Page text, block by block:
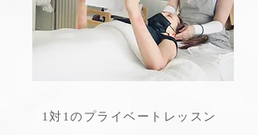
​1対1のプライベートレッスン